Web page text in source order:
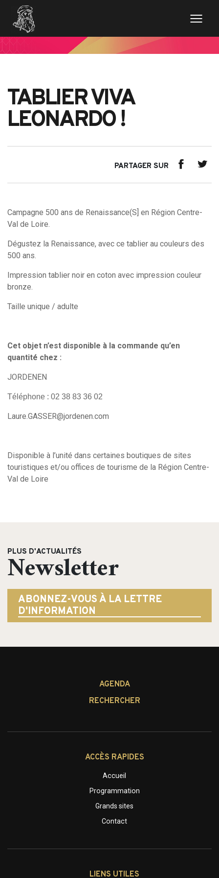
TABLIER VIVA
LEONARDO !
PARTAGER SUR
Campagne 500 ans de Renaissance(S] en Région Centre-
Val de Loire.
Dégustez la Renaissance, avec ce tablier au couleurs des
500 ans.
Impression tablier noir en coton avec impression couleur
bronze.
Taille unique / adulte
Cet objet n’est disponible à la commande qu’en
quantité chez :
JORDENEN
Téléphone : 02 38 83 36 02
Laure.GASSER@jordenen.com
Disponible à l’unité dans certaines boutiques de sites
touristiques et/ou offices de tourisme de la Région Centre-
Val de Loire
PLUS D'ACTUALITÉS
Newsletter
ABONNEZ-VOUS À LA LETTRE
D'INFORMATION
AGENDA
RECHERCHER
ACCÈS RAPIDES
Accueil
Programmation
Grands sites
Contact
LIENS UTILES